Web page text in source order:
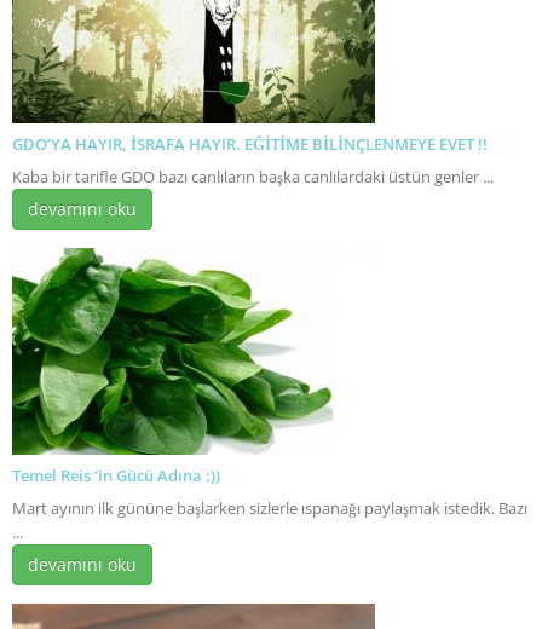
GDO’YA HAYIR, İSRAFA HAYIR. EĞİTİME BİLİNÇLENMEYE EVET !!
Kaba bir tarifle GDO bazı canlıların başka canlılardaki üstün genler ...
devamını oku
Temel Reis ‘in Gücü Adına :))
Mart ayının ilk gününe başlarken sizlerle ıspanağı paylaşmak istedik. Bazı
...
devamını oku